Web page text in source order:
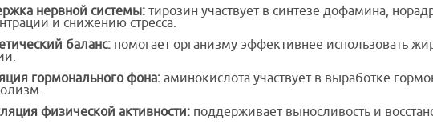
нервной системы:тирозин участвует в синтезе дофамина,
и снижению стресса.
баланс: помогает организму эффективнее использовать
гормонального фона: аминокислота участвует в выработке
физической активности: поддерживает выносливость и